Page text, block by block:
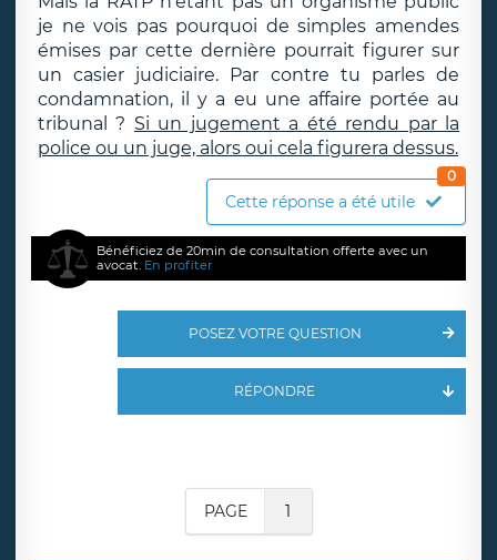
je ne vois pas pourquoi de simples amendes
émises par cette dernière pourrait figurer sur
un casier judiciaire. Par contre tu parles de
condamnation, il y a eu une affaire portée au
tribunal ? Si un jugement a été rendu par la
police ou un juge, alors oui cela figurera dessus.
Cette réponse a été utile
0
Bénéficiez de 20min de consultation offerte avec un
avocat. En profiter
POSEZ VOTRE QUESTION
RÉPONDRE
PAGE 1